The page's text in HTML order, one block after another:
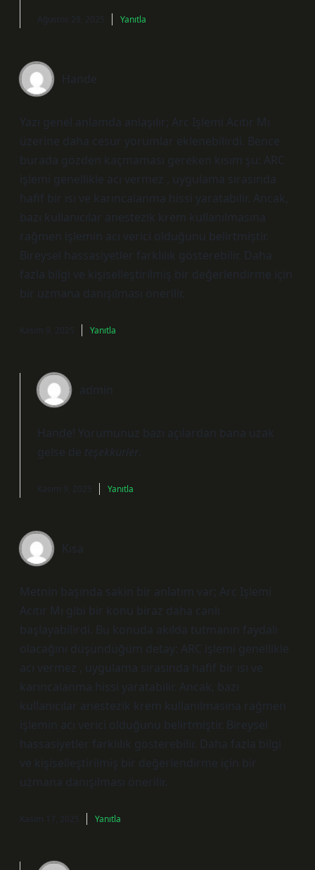
Ağustos 29, 2025 Yanıtla
Hande
Yazı genel anlamda anlaşılır; Arc Işlemi Acıtır Mı
üzerine daha cesur yorumlar eklenebilirdi. Bence
burada gözden kaçmaması gereken kısım şu: ARC
işlemi genellikle acı vermez , uygulama sırasında
hafif bir ısı ve karıncalanma hissi yaratabilir. Ancak,
bazı kullanıcılar anestezik krem kullanılmasına
rağmen işlemin acı verici olduğunu belirtmiştir.
Bireysel hassasiyetler farklılık gösterebilir. Daha
fazla bilgi ve kişiselleştirilmiş bir değerlendirme için
bir uzmana danışılması önerilir.
Kasım 9, 2025 Yanıtla
admin
Hande! Yorumunuz bazı açılardan bana uzak
gelse de teşekkürler
Kasım 9, 2025 Yanıtla
Kısa
Metnin başında sakin bir anlatım var; Arc Işlemi
Acıtır Mı gibi bir konu biraz daha canlı
başlayabilirdi. Bu konuda akılda tutmanın faydalı
olacağını düşündüğüm detay: ARC işlemi genellikle
acı vermez , uygulama sırasında hafif bir ısı ve
karıncalanma hissi yaratabilir. Ancak, bazı
kullanıcılar anestezik krem kullanılmasına rağmen
işlemin acı verici olduğunu belirtmiştir. Bireysel
hassasiyetler farklılık gösterebilir. Daha fazla bilgi
ve kişiselleştirilmiş bir değerlendirme için bir
uzmana danışılması önerilir.
Kasım 17, 2025 Yanıtla